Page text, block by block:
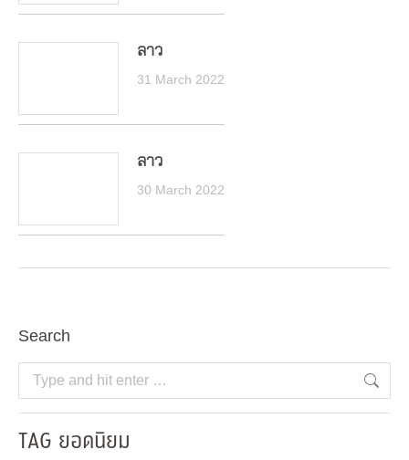
ลาว
31 March 2022
ลาว
30 March 2022
Search
Search:
TAG ยอดนิยม